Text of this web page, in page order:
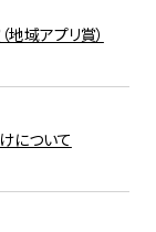
域アプリ賞）
について